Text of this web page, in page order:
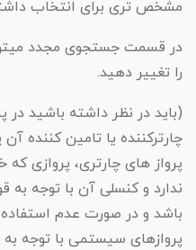
مشخص تری برای انتخاب
در قسمت جستجوی مجدد
را تغییر دهید.
(باید در نظر داشته باشید در
چارترکننده یا تامین کننده
پرواز های چارتری، پروازی
ندارد و کنسلی آن با توجه به
باشد و در صورت عدم
پروازهای سیستمی با توجه به
تور چابهار
تور مرداب هسل
تور کاشان
تور اصفهان
تور ترکمن صحرا